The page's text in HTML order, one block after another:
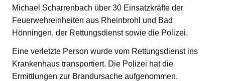
Michael Scharrenbach über 30 Einsatzkräfte der
Feuerwehreinheiten aus Rheinbrohl und Bad
Hönningen, der Rettungsdienst sowie die Polizei.
Eine verletzte Person wurde vom Rettungsdienst ins
Krankenhaus transportiert. Die Polizei hat die
Ermittlungen zur Brandursache aufgenommen.